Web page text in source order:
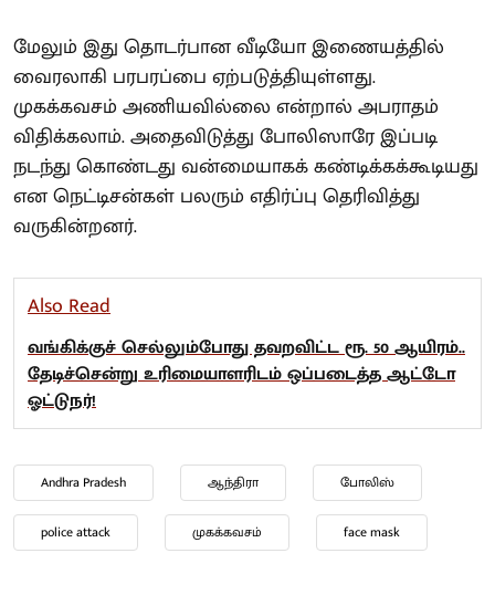
மேலும் இது தொடர்பான வீடியோ இணையத்தில்
வைரலாகி பரபரப்பை ஏற்படுத்தியுள்ளது.
முகக்கவசம் அணியவில்லை என்றால் அபராதம்
விதிக்கலாம். அதைவிடுத்து போலிஸாரே இப்படி
நடந்து கொண்டது வன்மையாகக் கண்டிக்கக்கூடியது
என நெட்டிசன்கள் பலரும் எதிர்ப்பு தெரிவித்து
வருகின்றனர்.
Also Read
வங்கிக்குச் செல்லும்போது தவறவிட்ட ரூ. 50 ஆயிரம்..
தேடிச்சென்று உரிமையாளரிடம் ஒப்படைத்த ஆட்டோ
ஓட்டுநர்!
Andhra Pradesh ஆந்திரா போலிஸ்
police attack முகக்கவசம் face mask